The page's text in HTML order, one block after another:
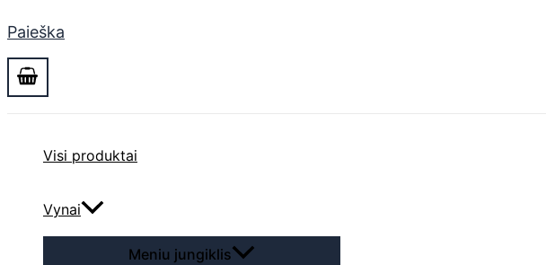
Paieška
Visi produktai
Vynai
Meniu jungiklis